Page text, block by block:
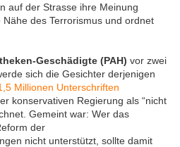
auf der Strasse ihre Meinung
des Terrorismus und ordnet
Geschädigte (PAH) vor zwei
sich die Gesichter derjenigen
Millionen Unterschriften
konservativen Regierung als “nicht
Gemeint war: Wer das
der
nicht unterstützt, sollte damit